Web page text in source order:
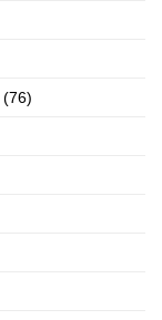
(76)